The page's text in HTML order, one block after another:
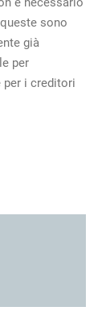
sono
già
per
per i creditori